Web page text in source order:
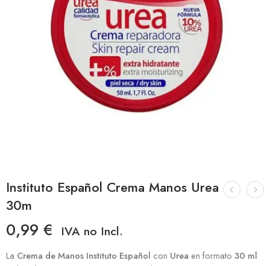
Instituto Español Crema Manos Urea
30m
0,99 € IVA no Incl.
La Crema de Manos Instituto Español con Urea en formato 30 ml